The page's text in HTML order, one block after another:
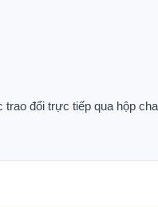
trao đổi trực tiếp qua hộp